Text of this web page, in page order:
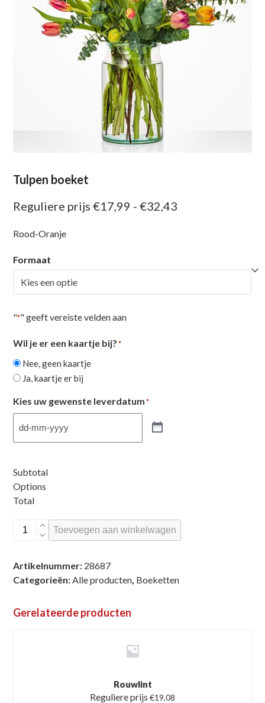
Tulpen boeket
Reguliere prijs€17,99 - €32,43
€32,43
Rood-Oranje
Formaat
"*" geeft vereiste velden aan
Wil je er een kaartje bij? *
Nee, geen kaartje
Ja, kaartje er bij
Kies uw gewenste leverdatum *
Subtotal
Options
Total
Tulpen
boeket
Toevoegen aan winkelwagen
Artikelnummer: 28687
Categorieën:Alle producten, Boeketten
Gerelateerde producten
Rouwlint
Reguliere prijs €19,08